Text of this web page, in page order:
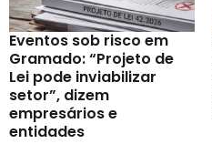
Eventos sob risco em
Gramado: “Projeto de
Lei pode inviabilizar
setor”, dizem
empresários e
entidades